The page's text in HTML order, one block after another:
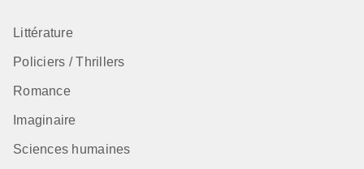
Littérature
Policiers / Thrillers
Romance
Imaginaire
Sciences humaines